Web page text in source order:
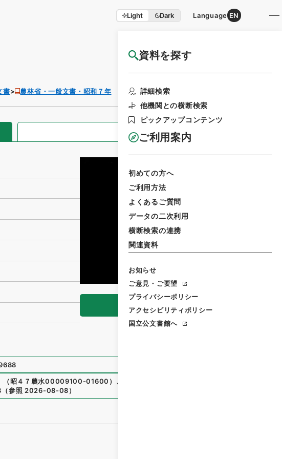
Light Dark Language EN
資料を探す
詳細検索
他機関との横断検索
ピックアップコンテンツ
ご利用案内
初めての方へ
ご利用方法
よくあるご質問
データの二次利用
横断検索の連携
関連資料
お知らせ
ご意見・ご要望
プライバシーポリシー
アクセシビリティポリシー
国立公文書館へ
国立公文書館HP利用案内
書 農林省・一般文書・昭和７年
全ての情報
閲覧
（昭４７農水00009100-01600 ） 、
（参照 2026-08-08）